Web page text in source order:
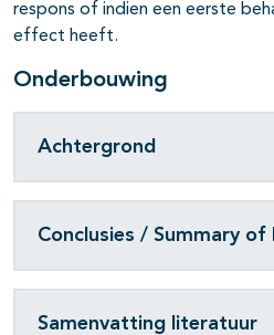
respons of indien een eerste
effect heeft.
Onderbouwing
Achtergrond
Conclusies / Summary of
Samenvatting literatuur